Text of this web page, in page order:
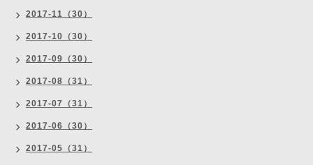
2017-11（30）
2017-10（30）
2017-09（30）
2017-08（31）
2017-07（31）
2017-06（30）
2017-05（31）